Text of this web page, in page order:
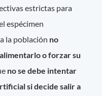
estrictas para
espécimen
la población no
o forzar su
no se debe intentar
si decide salir a